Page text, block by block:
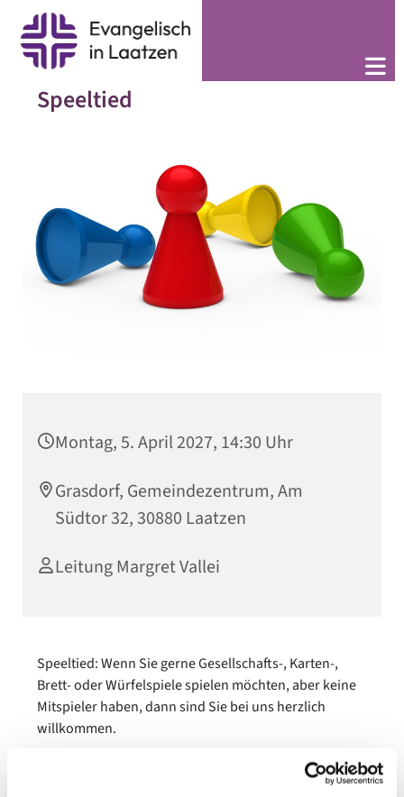
Speeltied
Montag, 5. April 2027, 14:30 Uhr
Grasdorf, Gemeindezentrum, Am
Südtor 32, 30880 Laatzen
Leitung Margret Vallei
Speeltied: Wenn Sie gerne Gesellschafts-, Karten-,
Brett- oder Würfelspiele spielen möchten, aber keine
Mitspieler haben, dann sind Sie bei uns herzlich
willkommen.
Wir möchten gerne auch älteren Mitbürger:innen die
Möglichkeit geben, in netter Runde zu spielen und